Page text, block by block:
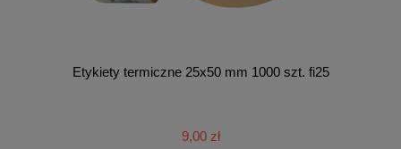
Etykiety termiczne 25x50 mm 1000 szt. fi25
9,00 zł